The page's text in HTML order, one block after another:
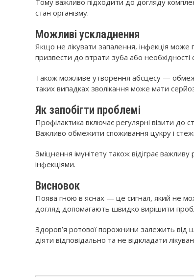
Тому важливо підходити до догляду
стан організму.
Можливі ускладнення
Якщо не лікувати запалення, інфекція
призвести до втрати зуба або необхідності
Також можливе утворення абсцесу —
таких випадках зволікання може мати
Як запобігти проблемі
Профілактика включає регулярні візити до
Важливо обмежити споживання цукру і
Зміцнення імунітету також відіграє
інфекціями.
Висновок
Поява гною в яснах — це сигнал, який не
догляд допомагають швидко вирішити
Здоров’я ротової порожнини залежить від
діяти відповідально та не відкладати